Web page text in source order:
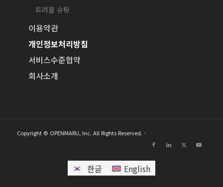
트러블 슈팅
이용약관
개인정보처리방침
서비스수준협약
회사소개
Copyright © OPENMARU, Inc. All Rights Reserved. -
한글 English